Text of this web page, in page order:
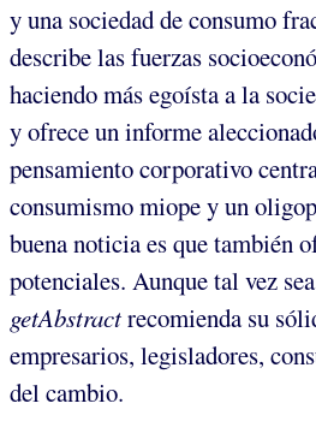
y una sociedad de consumo
describe las fuerzas
haciendo más egoísta a la
y ofrece un informe
pensamiento corporativo
consumismo miope y un
buena noticia es que también
potenciales. Aunque tal vez
getAbstractrecomienda su
empresarios, legisladores,
del cambio.